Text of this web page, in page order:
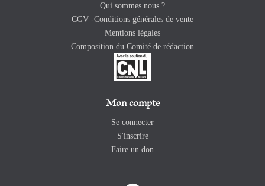
Qui sommes nous ?
CGV -Conditions générales de vente
Mentions légales
Composition du Comité de rédaction
Mon compte
Se connecter
S'inscrire
Faire un don